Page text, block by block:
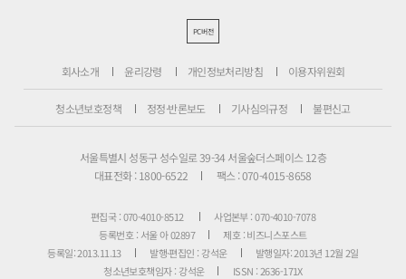
PC버전
회사소개 윤리강령 개인정보처리방침 이용자위원회
청소년보호정책 정정·반론보도 기사심의규정 불편신고
서울특별시 성동구 성수일로 39-34 서울숲더스페이스 12층
대표전화 : 1800-6522
팩스 : 070-4015-8658
편집국 : 070-4010-8512
사업본부 : 070-4010-7078
등록번호 : 서울 아 02897
제호 : 비즈니스포스트
등록일: 2013.11.13
발행·편집인 : 강석운
발행일자: 2013년 12월 2일
청소년보호책임자 : 강석운
ISSN : 2636-171X